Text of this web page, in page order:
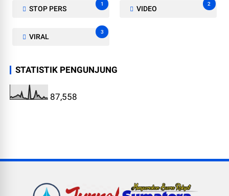
STOP PERS
1
VIDEO
2
VIRAL
3
STATISTIK PENGUNJUNG
87,558